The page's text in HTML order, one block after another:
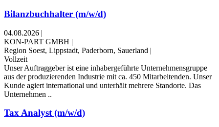
Bilanzbuchhalter (m/w/d)
04.08.2026 |
KON-PART GMBH |
Region Soest, Lippstadt, Paderborn, Sauerland |
Vollzeit
Unser Auftraggeber ist eine inhabergeführte Unternehmensgruppe
aus der produzierenden Industrie mit ca. 450 Mitarbeitenden. Unser
Kunde agiert international und unterhält mehrere Standorte. Das
Unternehmen ..
Tax Analyst (m/w/d)